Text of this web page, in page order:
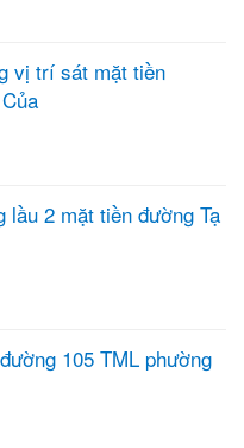
vị trí sát mặt tiền
lầu 2 mặt tiền đường Tạ
105 TML phường